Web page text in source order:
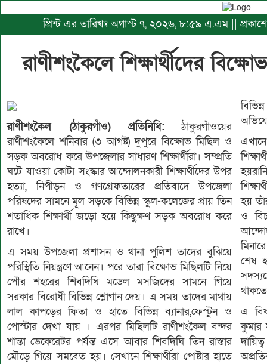
প্রিন্ট এর তারিখঃ অগাস্ট ৭, ২০২৬, ৮:৫৯ এ.এম ||
রাণীশংকৈলে শিক্ষার্থীদের
রাণীশংকৈল (ঠাকুরগাঁও) প্রতিনিধি: ঠাকুরগাঁওয়ের
রাণীশংকৈলে শনিবার (৩ আগষ্ট) দুপুরে বিক্ষোভ মিছিল ও
সড়ক অবরোধ করে উপজেলার সাধারণ শিক্ষার্থীরা। সম্প্রতি
ঘটে যাওয়া কোটা সংস্কার আন্দোলনকারী শিক্ষার্থীদের উপর
হত্যা, নিপীড়ন ও গণগ্রেফতারের প্রতিবাদে উপজেলা
পরিষদের সামনে মূল সড়কে বিভিন্ন স্কুল-কলেজের প্রায় তিন
শতাধিক শিক্ষার্থী জড়ো হয়ে কিছুক্ষণ সড়ক অবরোধ করে
রাখে।
এ সময় উপজেলা প্রশাসন ও থানা পুলিশ তাদের বুঝিয়ে
পরিস্থিতি নিয়ন্ত্রণে আনেন। পরে তারা বিক্ষোভ মিছিলটি নিয়ে
পৌর শহরের শিবদিঘি মডেল মসজিদের সামনে গিয়ে
সরকার বিরোধী বিভিন্ন শ্লোগান দেয়। এ সময় তাদের মাথায়
লাল কাপড়ের ফিতা ও হাতে বিভিন্ন ব্যানার,ফেস্টুন ও
পোস্টার দেখা যায় । এরপর মিছিলটি রাণীশংকৈল বন্দর
শান্তা ডেকেরেটর পর্যন্ত এসে আবার শিবদিঘি তিন রাস্তার
মৌড়ে গিয়ে সমবেত হয়। সেখানে শিক্ষার্থীরা পোষ্টার হাতে
হয়
ও
শেষ
এ
কুমার